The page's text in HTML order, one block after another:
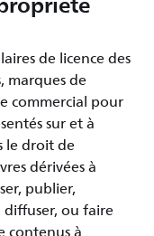
de licence des
marques de
commercial pour
sur et à
le droit de
dérivées à
publier,
ou faire